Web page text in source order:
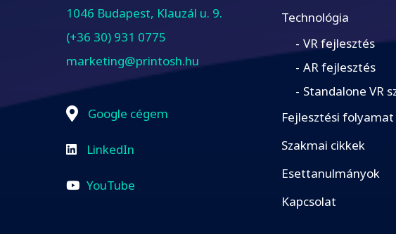
1046 Budapest, Klauzál u. 9.
(+36 30) 931 0775
marketing@printosh.hu
Google cégem
LinkedIn
YouTube
Technológia
VR fejlesztés
AR fejlesztés
Standalone VR
Fejlesztési folyamat
Szakmai cikkek
Esettanulmányok
Kapcsolat